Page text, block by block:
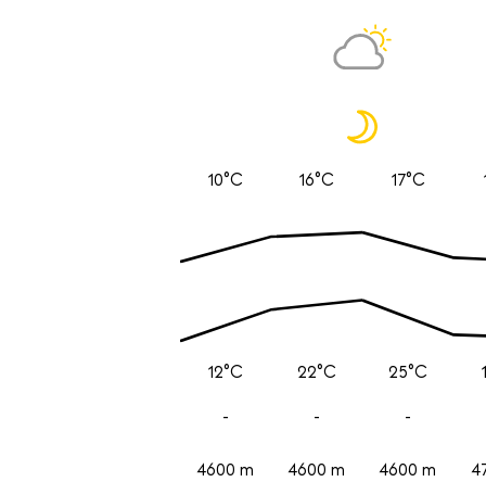
10°C
12°C
-
4600 m
16°C
22°C
-
4600 m
17°C
25°C
-
4600 m